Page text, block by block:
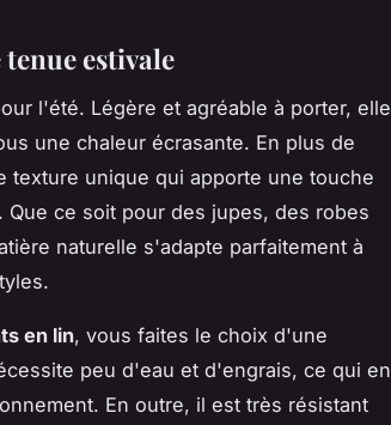
estivale
l'été. Légère et agréable à porter, elle
une chaleur écrasante. En plus de
texture unique qui apporte une touche
. Que ce soit pour des jupes, des robes
naturelle s'adapte parfaitement à
en lin, vous faites le choix d'une
peu d'eau et d'engrais, ce qui en
En outre, il est très résistant